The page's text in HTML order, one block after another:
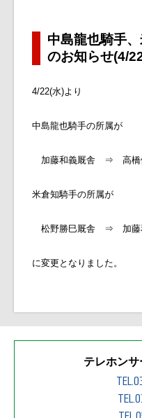
中島龍也騎手
のお知らせ(4/
4/22(水)より
中島龍也騎手の所属が
加藤和義厩舎 ⇒ 高橋
米倉知騎手の所属が
松野勝巳厩舎 ⇒ 加藤
に変更となりました。
テレホンサ